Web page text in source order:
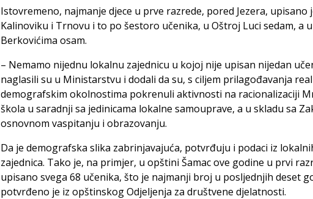
Istovremeno, najmanje djece u prve razrede, pored Jezera, upisano
Kalinoviku i Trnovu i to po šestoro učenika, u Oštroj Luci sedam, a u
Berkovićima osam.
– Nemamo nijednu lokalnu zajednicu u kojoj nije upisan nijedan
naglasili su u Ministarstvu i dodali da su, s ciljem prilagođavanja
demografskim okolnostima pokrenuli aktivnosti na racionalizaciji
škola u saradnji sa jedinicama lokalne samouprave, a u skladu sa
osnovnom vaspitanju i obrazovanju.
Da je demografska slika zabrinjavajuća, potvrđuju i podaci iz
zajednica. Tako je, na primjer, u opštini Šamac ove godine u prvi
upisano svega 68 učenika, što je najmanji broj u posljednjih deset
potvrđeno je iz opštinskog Odjeljenja za društvene djelatnosti.